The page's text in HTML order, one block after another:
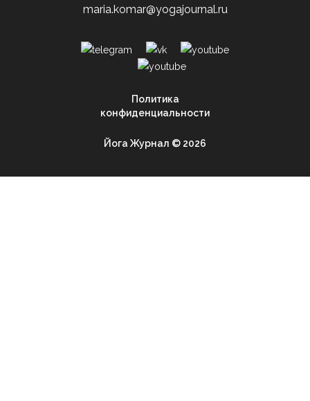
maria.komar@yogajournal.ru
Политика
конфиденциальности
Йога Журнал © 2026